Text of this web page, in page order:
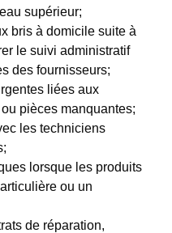
supérieur;
bris à domicile suite à
le suivi administratif
des fournisseurs;
liées aux
pièces manquantes;
les techniciens
lorsque les produits
ou un
de réparation,